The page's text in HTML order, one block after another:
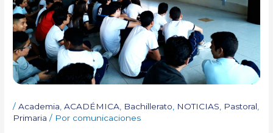
/Academia ,ACADÉMICA Bachillerato NOTICIAS Pastoral
Primaria / Por comunicaciones